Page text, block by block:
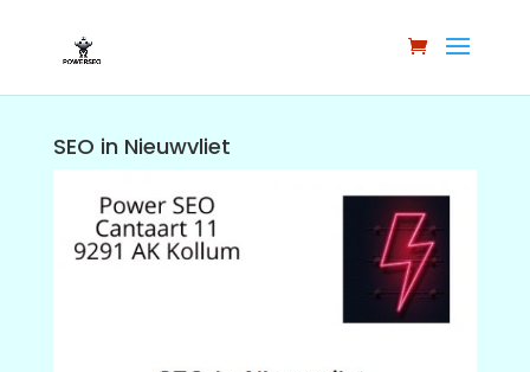
SEO in Nieuwvliet